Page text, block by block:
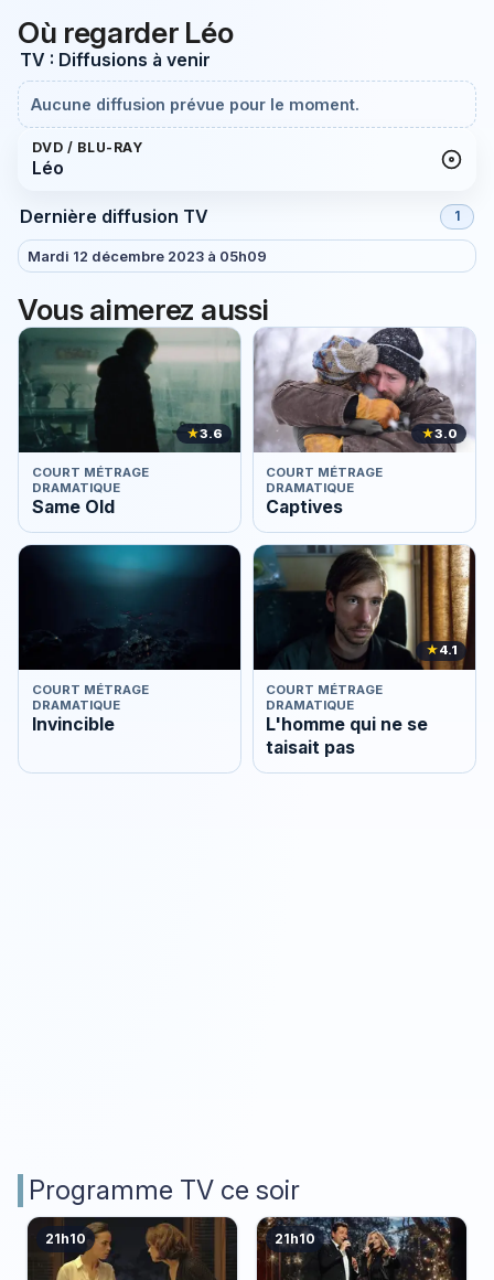
Où regarder Léo
TV : Diffusions à venir
Aucune diffusion prévue pour le moment.
DVD / BLU-RAY
Léo
Dernière diffusion TV 1
Mardi 12 décembre 2023 à 05h09
Vous aimerez aussi
★3.6
COURT MÉTRAGE
DRAMATIQUE
Same Old
★3.0
COURT MÉTRAGE
DRAMATIQUE
Captives
COURT MÉTRAGE
DRAMATIQUE
Invincible
★4.1
COURT MÉTRAGE
DRAMATIQUE
L'homme qui ne se
taisait pas
Programme TV ce soir
21h10 21h10